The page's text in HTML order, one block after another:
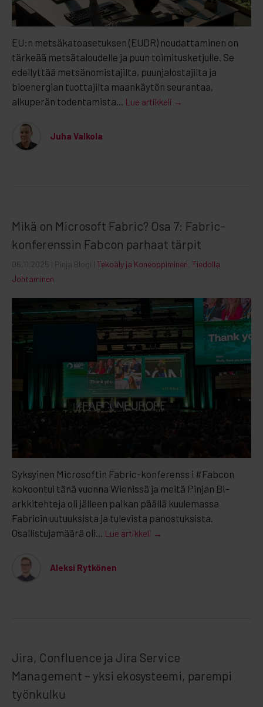
EU:n metsäkatoasetuksen (EUDR) noudattaminen on
tärkeää metsätaloudelle ja puun toimitusketjulle. Se
edellyttää metsänomistajilta, puunjalostajilta ja
bioenergian tuottajilta maankäytön seurantaa,
alkuperän todentamista...
Lue artikkeli →
Juha Valkola
Mikä on Microsoft Fabric? Osa 7: Fabric-
konferenssin Fabcon parhaat tärpit
06.11.2025 | Pinja Blogi | Tekoäly ja Koneoppiminen Tiedolla
Johtaminen
Syksyinen Microsoftin Fabric-konferenss i #Fabcon
kokoontui tänä vuonna Wienissä ja meitä Pinjan BI-
arkkitehteja oli jälleen paikan päällä kuulemassa
Fabricin uutuuksista ja tulevista panostuksista.
Osallistujamäärä oli...
Lue artikkeli →
Aleksi Rytkönen
Jira, Confluence ja Jira Service
Management – yksi ekosysteemi, parempi
työnkulku